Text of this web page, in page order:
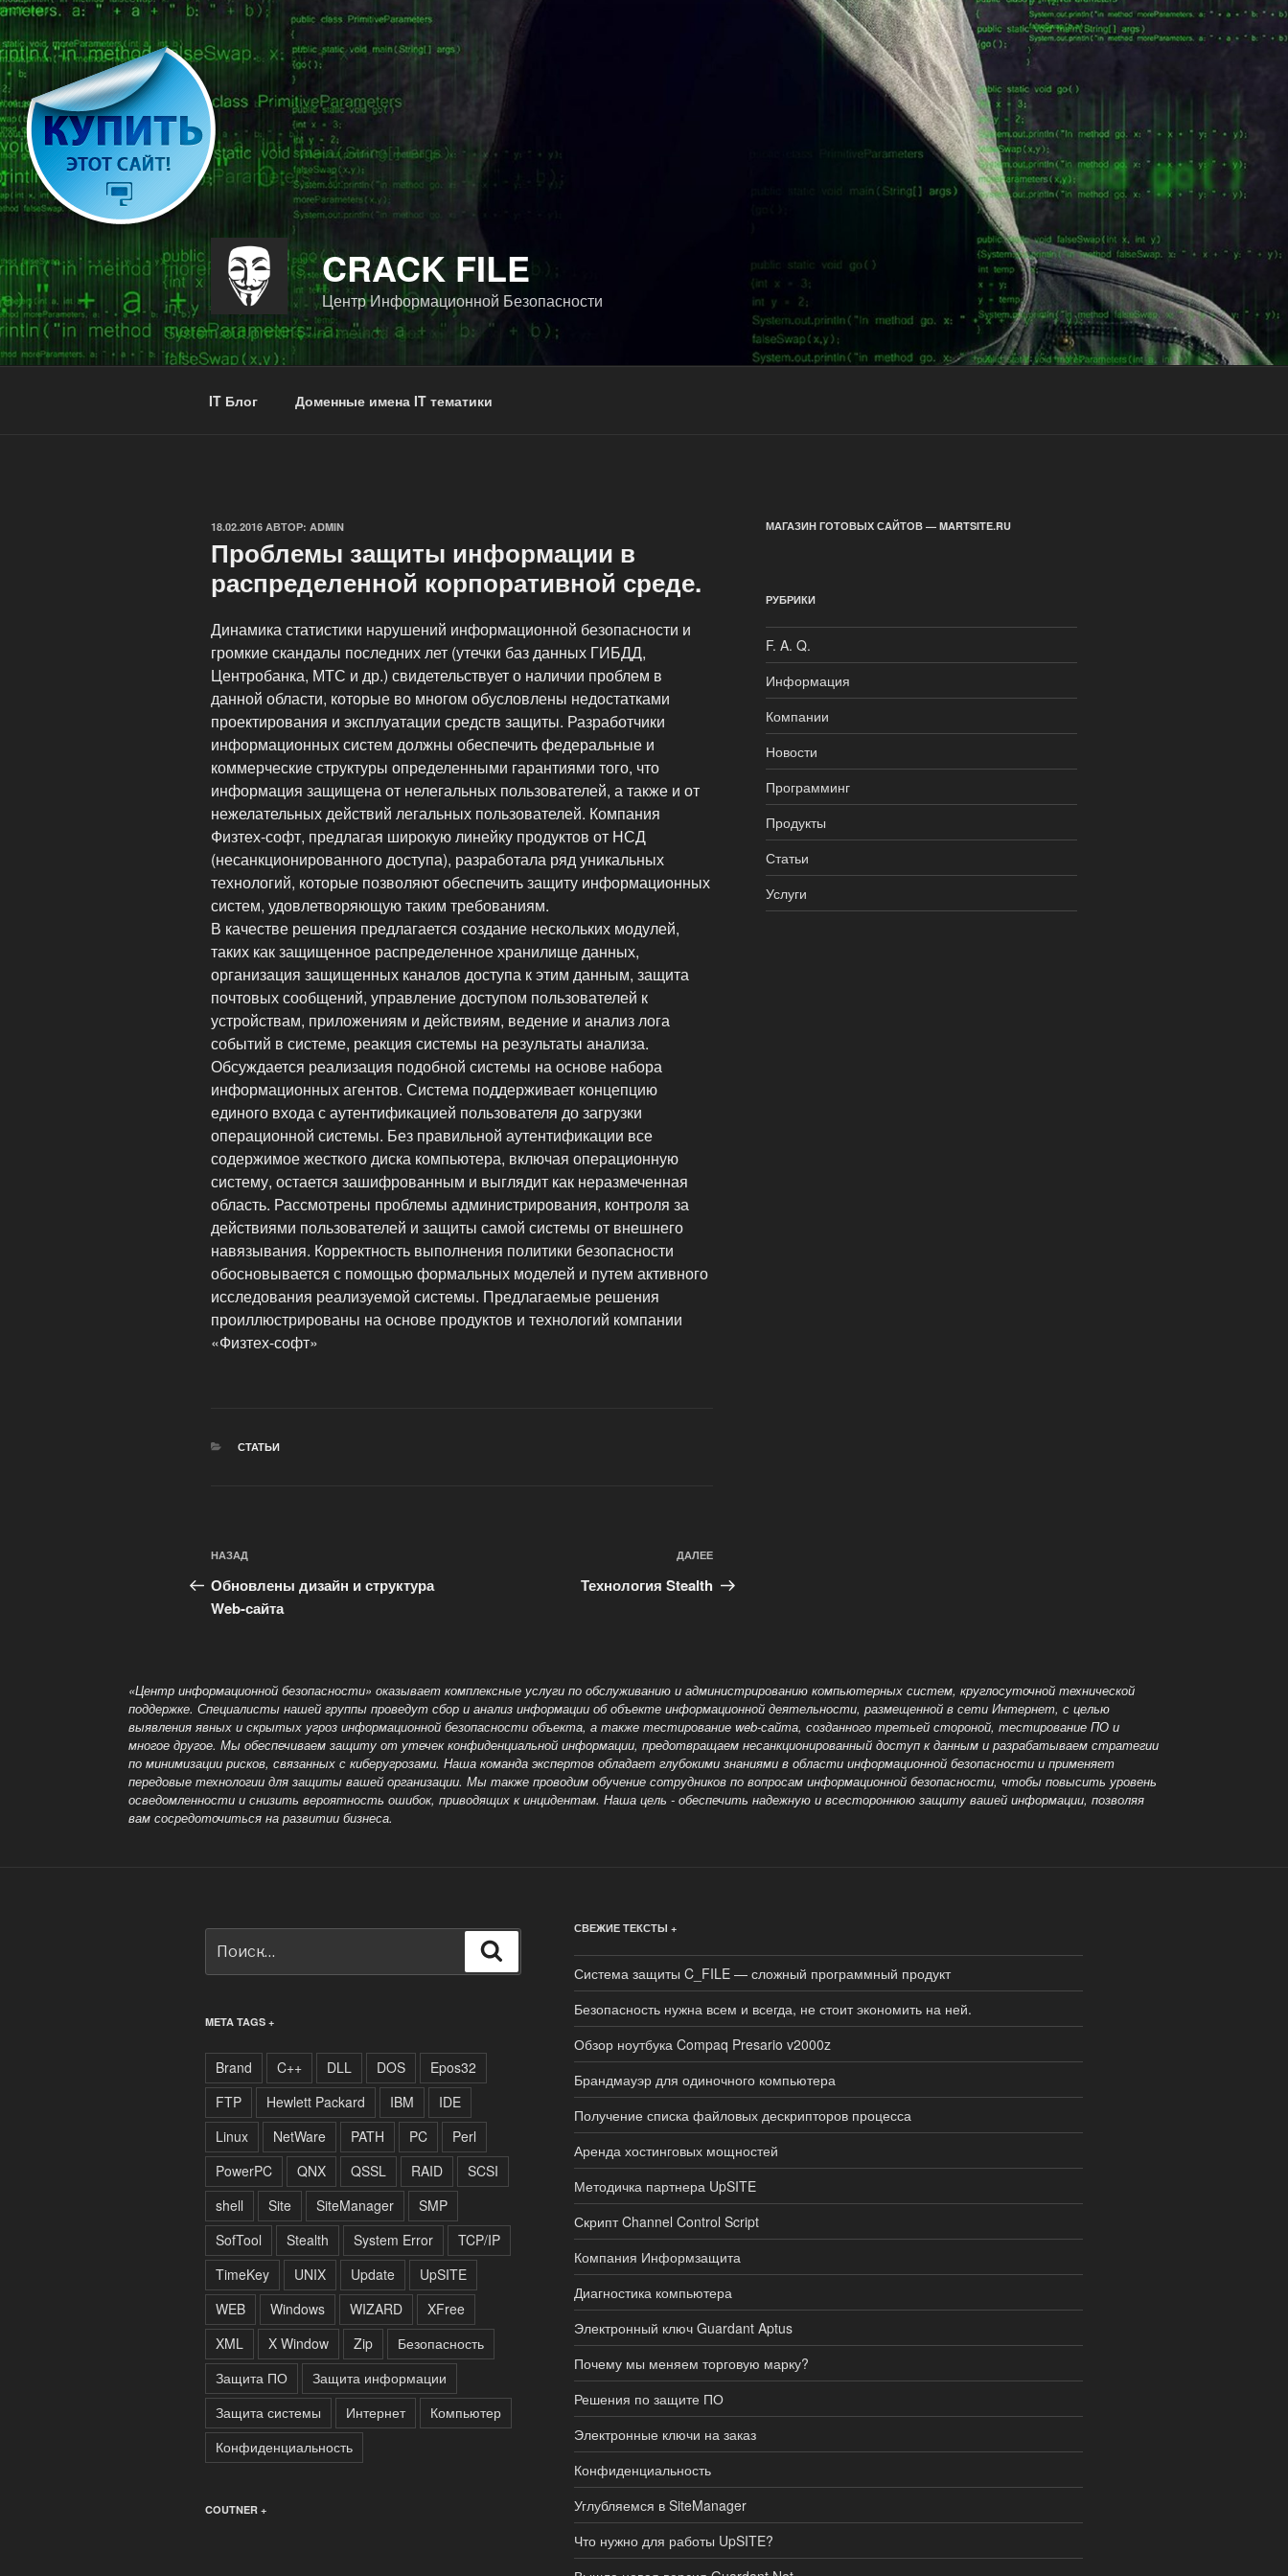
Перейти
к
содержимому
CRACK FILE
Центр Информационной Безопасности
IT Блог Доменные имена IT тематики
ОПУБЛИКОВАНО
18.02.2016 АВТОР: ADMIN
Проблемы защиты информации в
распределенной корпоративной среде.
Динамика статистики нарушений информационной безопасности и
громкие скандалы последних лет (утечки баз данных ГИБДД,
Центробанка, МТС и др.) свидетельствует о наличии проблем в
данной области, которые во многом обусловлены недостатками
проектирования и эксплуатации средств защиты. Разработчики
информационных систем должны обеспечить федеральные и
коммерческие структуры определенными гарантиями того, что
информация защищена от нелегальных пользователей, а также и от
нежелательных действий легальных пользователей. Компания
Физтех-софт, предлагая широкую линейку продуктов от НСД
(несанкционированного доступа), разработала ряд уникальных
технологий, которые позволяют обеспечить защиту информационных
систем, удовлетворяющую таким требованиям.
В качестве решения предлагается создание нескольких модулей,
таких как защищенное распределенное хранилище данных,
организация защищенных каналов доступа к этим данным, защита
почтовых сообщений, управление доступом пользователей к
устройствам, приложениям и действиям, ведение и анализ лога
событий в системе, реакция системы на результаты анализа.
Обсуждается реализация подобной системы на основе набора
информационных агентов. Система поддерживает концепцию
единого входа с аутентификацией пользователя до загрузки
операционной системы. Без правильной аутентификации все
содержимое жесткого диска компьютера, включая операционную
систему, остается зашифрованным и выглядит как неразмеченная
область. Рассмотрены проблемы администрирования, контроля за
действиями пользователей и защиты самой системы от внешнего
навязывания. Корректность выполнения политики безопасности
обосновывается с помощью формальных моделей и путем активного
исследования реализуемой системы. Предлагаемые решения
проиллюстрированы на основе продуктов и технологий компании
«Физтех-софт»
РУБРИКИ
СТАТЬИ
Навигация
по
записям
Предыдущая
запись:
НАЗАД
Обновлены дизайн и структура
Web-сайта
запись
ДАЛЕЕ
Технология Stealth
МАГАЗИН ГОТОВЫХ САЙТОВ — MARTSITE.RU
РУБРИКИ
F. A. Q.
Информация
Компании
Новости
Программинг
Продукты
Статьи
Услуги
«Центр информационной безопасности» оказывает комплексные услуги по обслуживанию и администрированию компьютерных систем, круглосуточной технической
поддержке. Специалисты нашей группы проведут сбор и анализ информации об объекте информационной деятельности, размещеннойв сети Интернет, с целью
выявления явных и скрытых угроз информационной безопасности объекта, а также тестирование web-сайта, созданного третьей стороной, тестирование ПО и
многое другое. Мы обеспечиваем защиту от утечек конфиденциальной информации, предотвращаем несанкционированный доступ к данным и разрабатываем стратегии
по минимизации рисков, связанных с киберугрозами. Наша команда экспертов обладает глубокими знаниями в области информационной безопасности и применяет
передовые технологии для защиты вашей организации. Мы также проводим обучение сотрудников по вопросаминформационной безопасности, чтобы повысить уровень
осведомленности и снизить вероятность ошибок, приводящих к инцидентам. Наша цель - обеспечить надежную и всестороннюю защиту вашей информации, позволяя
вам сосредоточиться на развитии бизнеса.
META TAGS +
Brand C++ DLL DOS
Epos32
FTP
Hewlett Packard IBM
IDE
Linux
NetWare PATH PC
Perl
PowerPC
QNX QSSL RAID
SCSI
shell
Site SiteManager
SMP
SofTool
Stealth System Error
TCP/IP
TimeKey
UNIX Update
UpSITE
WEB
Windows WIZARD
XFree
XML
X Window Zip
Безопасность
Защита ПО
Защита информации
Защита системы
Интернет
Компьютер
Конфиденциальность
COUTNER +
СВЕЖИЕ ТЕКСТЫ +
Система защиты C_FILE — сложный программный продукт
Безопасность нужна всем и всегда, не стоит экономить на ней.
Обзор ноутбука Compaq Presario v2000z
Брандмауэр для одиночного компьютера
Получение списка файловых дескрипторов процесса
Аренда хостинговых мощностей
Методичка партнера UpSITE
Скрипт Channel Control Script
Компания Информзащита
Диагностика компьютера
Электронный ключ Guardant Aptus
Почему мы меняем торговую марку?
Решения по защите ПО
Электронные ключи на заказ
Конфиденциальность
Углубляемся в SiteManager
Что нужно для работы UpSITE?